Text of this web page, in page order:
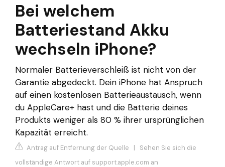
Bei welchem
Batteriestand Akku
wechseln iPhone?
Normaler Batterieverschleiß ist nicht von der
Garantie abgedeckt. Dein iPhone hat Anspruch
auf einen kostenlosen Batterieaustausch, wenn
du AppleCare+ hast und die Batterie deines
Produkts weniger als 80 % ihrer ursprünglichen
Kapazität erreicht.
Antrag auf Entfernung der Quelle | Sehen Sie sich die
vollständige Antwort auf support.apple.com an